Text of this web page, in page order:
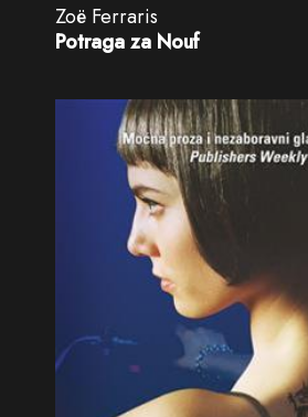
Zoë Ferraris
Potraga za Nouf